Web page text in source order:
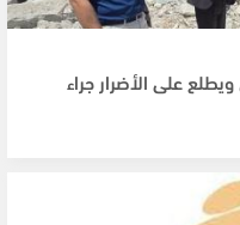
على الأضرار جراء